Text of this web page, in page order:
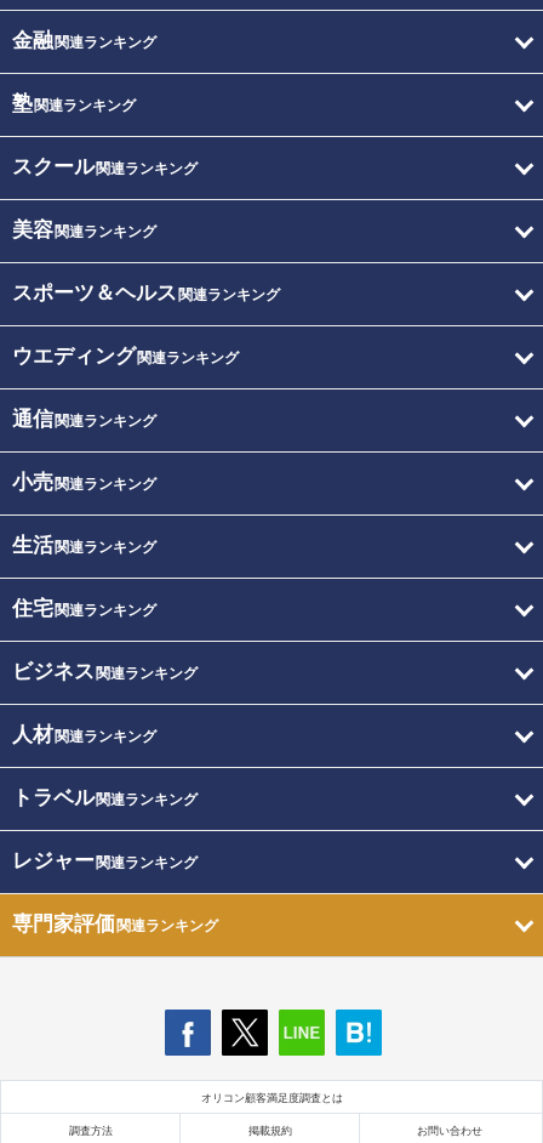
金融関連ランキング
塾関連ランキング
スクール関連ランキング
美容関連ランキング
スポーツ＆ヘルス 関連ランキング
ウエディング関連ランキング
通信関連ランキング
小売関連ランキング
生活関連ランキング
住宅関連ランキング
ビジネス 関連ランキング
人材関連ランキング
トラベル関連ランキング
レジャー関連ランキング
専門家評価関連ランキング
オリコン顧客満足度調査とは
調査方法 掲載規約 お問い合わせ